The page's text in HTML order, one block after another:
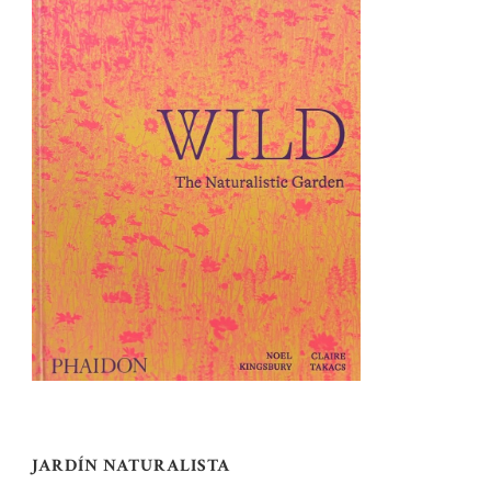
JARDÍN NATURALISTA